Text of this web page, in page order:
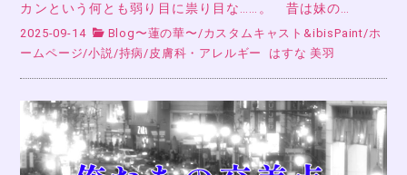
カンという何とも弱り目に祟り目な……。 昔は妹の…
2025-09-14 Blog〜蓮の華〜/カスタムキャスト&ibisPaint/ホ
ームページ/小説/持病/皮膚科・アレルギー はすな 美羽